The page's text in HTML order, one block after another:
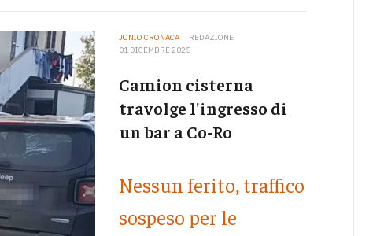
JONIO CRONACA
REDAZIONE
01 DICEMBRE 2025
Camion cisterna
travolge l'ingresso di
un bar a Co-Ro
Nessun ferito, traffico
sospeso per le